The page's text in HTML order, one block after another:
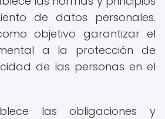
de datos personales.
objetivo garantizar el
a la protección de
de las personas en el
las obligaciones y